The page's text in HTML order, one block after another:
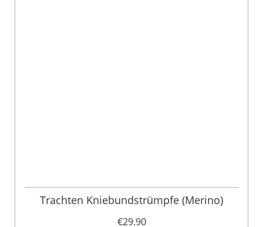
Trachten Kniebundstrümpfe (Merino)
€29.90